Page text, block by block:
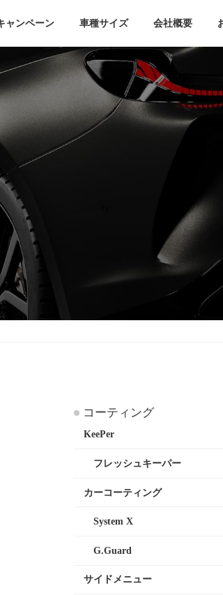
ャンペーン 車種サイズ 会社概要
コーティング
KeePer
フレッシュキーパー
カーコーティング
System X
G.Guard
サイドメニュー